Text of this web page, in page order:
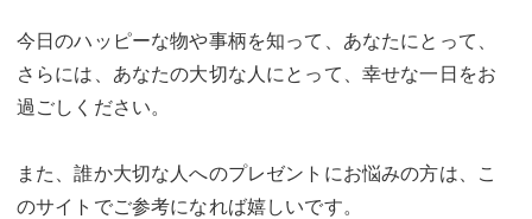
今日のハッピーな物や事柄を知って、あなたにとって、
さらには、あなたの大切な人にとって、幸せな一日をお
過ごしください。
また、誰か大切な人へのプレゼントにお悩みの方は、こ
のサイトでご参考になれば嬉しいです。